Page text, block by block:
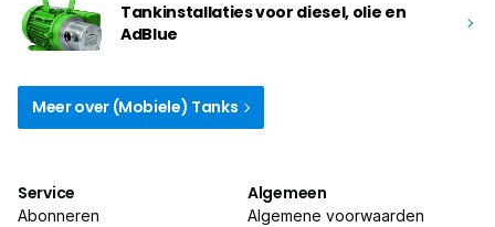
Tankinstallaties voor diesel, olie en
AdBlue
Meer over (Mobiele) Tanks
Service
Abonneren
Algemeen
Algemene voorwaarden